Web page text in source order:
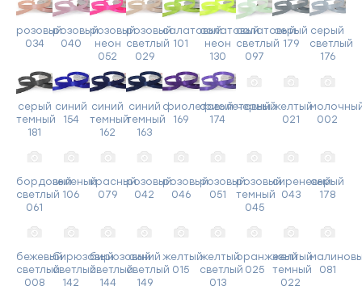
розовый
034
розовый
040
розовый
неон
052
розовый
светлый
029
салатовый
101
салатовый
неон
130
салатовый
светлый
097
серый
179
серый
светлый
176
серый
темный
181
синий
154
синий
темный
162
синий
темный
163
фиолетовый
169
фиолетовый
174
черныйжелтый
021
002
бордовый
светлый
061
зеленый
106
красный
079
розовый
042
розовый
046
розовый
051
розовый
темный
045
сиреневый
043
серый
178
бежевый
светлый
008
бирюзовый
светлый
142
бирюзовый
светлый
144
синий
светлый
149
желтый
015
желтый
светлый
013
оранжевый
025
желтый
темный
022
081